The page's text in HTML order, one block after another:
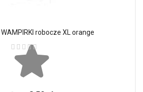
robocze XL orange
Ocena: